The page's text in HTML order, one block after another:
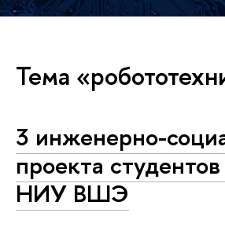
Тема
3 инженерно-
проекта
НИУ ВШЭ